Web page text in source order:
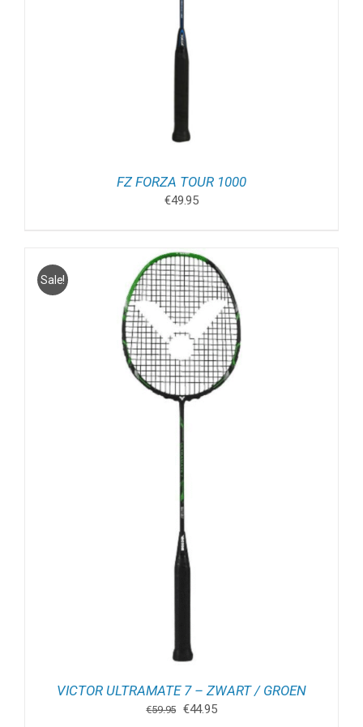
FZ FORZA TOUR 1000
€49.95
Sale!
VICTOR ULTRAMATE 7 – ZWART / GROEN
€59.95 Oorspronkelijke
€44.95Huidige